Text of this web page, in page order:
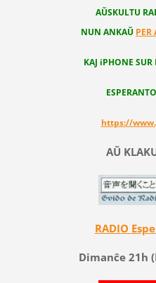
AŬSKULTU
NUN ANKAŬ PER
KAJ iPHONE
https://
AŬ
RADIO
Dimanĉe 21h